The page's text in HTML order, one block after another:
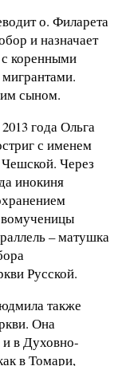
о. Филарета
и назначает
с коренными
сыном.
года Ольга
с именем
Через
инокиня
– матушка
Русской.
также
Она
и в Духовно-
в Томари,